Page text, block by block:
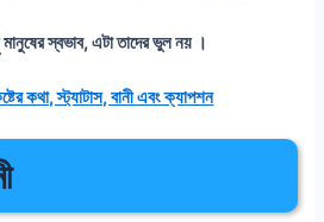
স্বভাব, এটা তাদের ভুল নয় ।
কথা, স্ট্যাটাস, বানী এবং ক্যাপশন